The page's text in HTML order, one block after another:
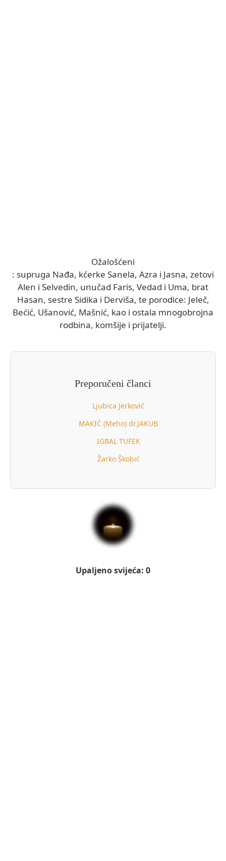
Ožalošćeni
: supruga Nađa, kćerke Sanela, Azra i Jasna, zetovi
Alen i Selvedin, unučad Faris, Vedad i Uma, brat
Hasan, sestre Sidika i Derviša, te porodice: Jeleč,
Bećić, Ušanović, Mašnić, kao i ostala mnogobrojna
rodbina, komšije i prijatelji.
Preporučeni članci
Ljubica Jerković
MAKIĆ (Meho) dr.JAKUB
IGBAL TUFEK
Žarko Škobić
Upaljeno svijeća: 0